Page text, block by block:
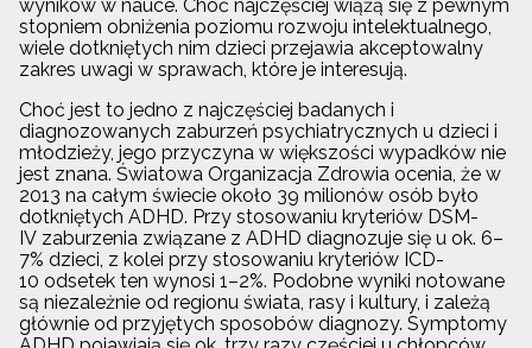
wyników w nauce. Choć najczęściej wiążą się z pewnym
stopniem obniżenia poziomu rozwoju intelektualnego,
wiele dotkniętych nim dzieci przejawia akceptowalny
zakres uwagi w sprawach, które je interesują.
Choć jest to jedno z najczęściej badanych i
diagnozowanych zaburzeń psychiatrycznych u dzieci i
młodzieży, jego przyczyna w większości wypadków nie
jest znana. Światowa Organizacja Zdrowia ocenia, że w
2013 na całym świecie około 39 milionów osób było
dotkniętych ADHD. Przy stosowaniu kryteriów DSM-
IV zaburzenia związane z ADHD diagnozuje się u ok. 6–
7% dzieci, z kolei przy stosowaniu kryteriów ICD-
10 odsetek ten wynosi 1–2%. Podobne wyniki notowane
są niezależnie od regionu świata, rasy i kultury, i zależą
głównie od przyjętych sposobów diagnozy. Symptomy